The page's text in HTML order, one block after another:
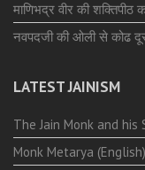
माणिभद्र वीर की शक्तिपीठ
नवपदजी की ओली से कोढ
LATEST JAINISM
The Jain Monk and his
Monk Metarya (English)